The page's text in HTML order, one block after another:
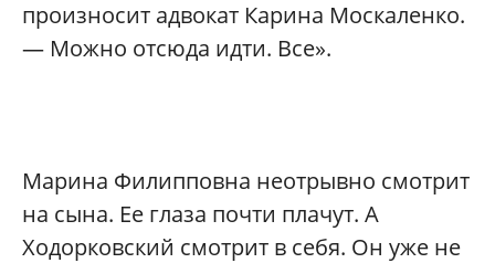
произносит адвокат Карина Москаленко.
— Можно отсюда идти. Все».
Марина Филипповна неотрывно смотрит
на сына. Ее глаза почти плачут. А
Ходорковский смотрит в себя. Он уже не